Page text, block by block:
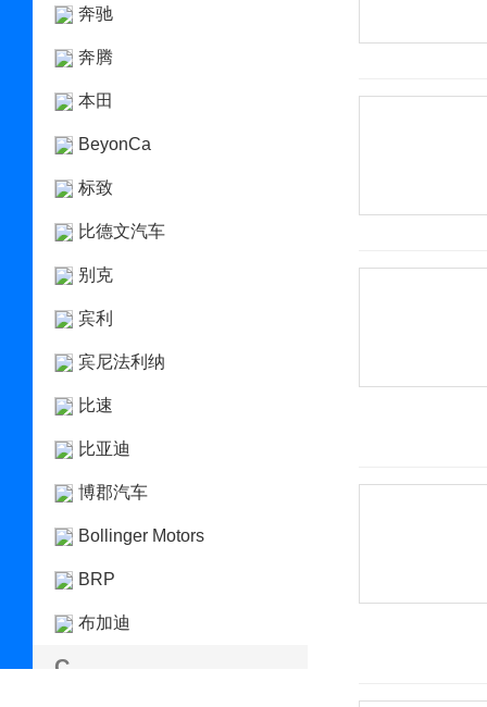
奔驰
奔腾
本田
BeyonCa
标致
比德文汽车
别克
宾利
宾尼法利纳
比速
比亚迪
博郡汽车
Bollinger Motors
BRP
布加迪
C